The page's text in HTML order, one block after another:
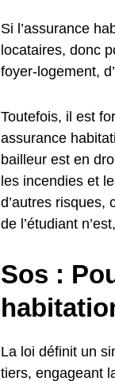
Si l’assurance
locataires, donc
foyer-logement,
Toutefois, il est
assurance
bailleur est en
les incendies et
d’autres risques,
de l’étudiant
Sos :
La loi définit un
tiers, engageant